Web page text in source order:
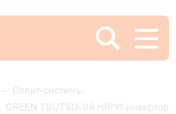
— Сплит-системы
GREEN TSI/TSO-09 HRIY1 инвертор